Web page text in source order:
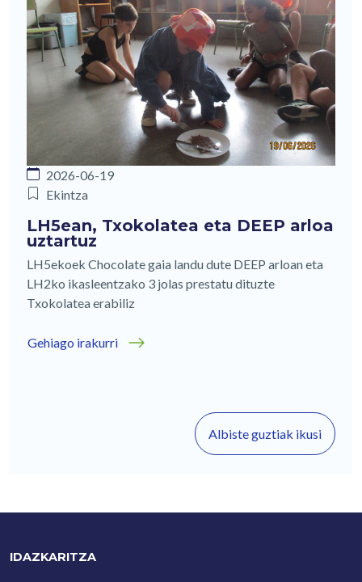
2026-06-19
Ekintza
LH5ean, Txokolatea eta DEEP arloa
uztartuz
LH5ekoek Chocolate gaia landu dute DEEP arloan eta
LH2ko ikasleentzako 3 jolas prestatu dituzte
Txokolatea erabiliz
Gehiago irakurri
Albiste guztiak ikusi
IDAZKARITZA